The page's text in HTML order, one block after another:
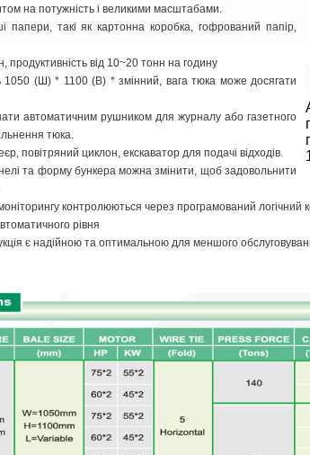
на потужність і великими масштабами.
папери, такі як картонна коробка, гофрований папір,
від 10~20 тонн на годину
1050 (Ш) * 1100 (В) * змінний, вага тюка може досягати
автоматичним рушником для журналу або газетного
тюка.
повітряний циклон, екскаватор для подачі відходів.
та форму бункера можна змінити, щоб задовольнити
моніторингу контролюються через програмований логічний
рівня
є надійною та оптимальною для меншого